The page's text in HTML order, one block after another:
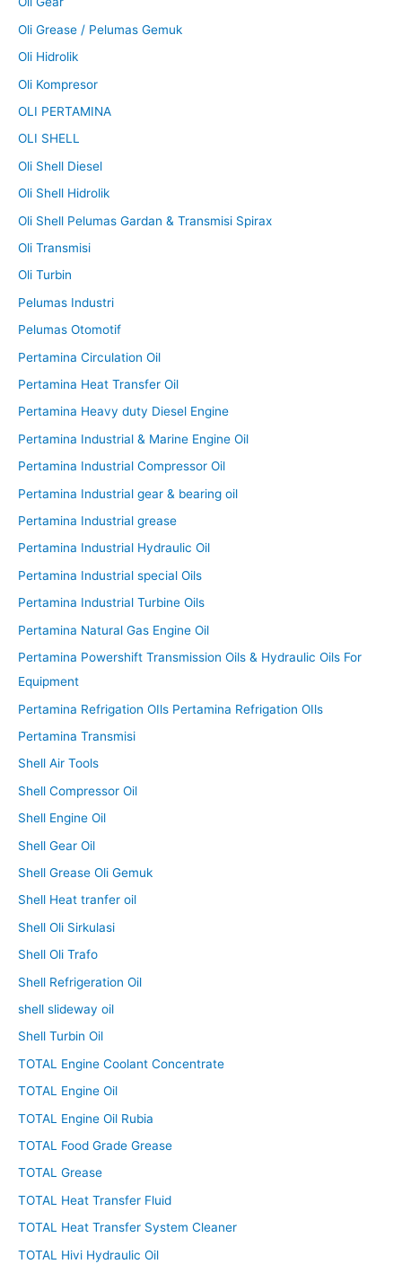
Oli Grease / Pelumas Gemuk
Oli Hidrolik
Oli Kompresor
OLI PERTAMINA
OLI SHELL
Oli Shell Diesel
Oli Shell Hidrolik
Oli Shell Pelumas Gardan & Transmisi Spirax
Oli Transmisi
Oli Turbin
Pelumas Industri
Pelumas Otomotif
Pertamina Circulation Oil
Pertamina Heat Transfer Oil
Pertamina Heavy duty Diesel Engine
Pertamina Industrial & Marine Engine Oil
Pertamina Industrial Compressor Oil
Pertamina Industrial gear & bearing oil
Pertamina Industrial grease
Pertamina Industrial Hydraulic Oil
Pertamina Industrial special Oils
Pertamina Industrial Turbine Oils
Pertamina Natural Gas Engine Oil
Pertamina Powershift Transmission Oils & Hydraulic Oils For
Equipment
Pertamina Refrigation OIls Pertamina Refrigation OIls
Pertamina Transmisi
Shell Air Tools
Shell Compressor Oil
Shell Engine Oil
Shell Gear Oil
Shell Grease Oli Gemuk
Shell Heat tranfer oil
Shell Oli Sirkulasi
Shell Oli Trafo
Shell Refrigeration Oil
shell slideway oil
Shell Turbin Oil
TOTAL Engine Coolant Concentrate
TOTAL Engine Oil
TOTAL Engine Oil Rubia
TOTAL Food Grade Grease
TOTAL Grease
TOTAL Heat Transfer Fluid
TOTAL Heat Transfer System Cleaner
TOTAL Hivi Hydraulic Oil